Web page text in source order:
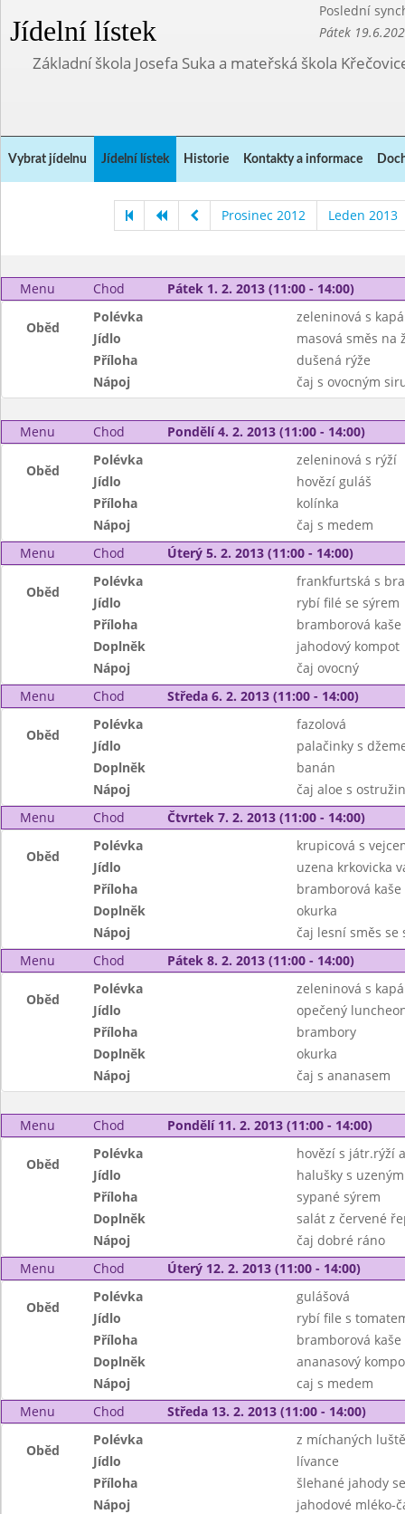
Jídelní lístek
Poslední
Pátek
Základní škola Josefa Suka a mateřská škola
Vybrat jídelnu Jídelní lístek Historie Kontakty a informace
Prosinec 2012 Leden 2013
Menu Chod Pátek 1. 2. 2013 (11:00 - 14:00)
Oběd
Polévka
zeleninová s
Jídlo
masová směs na
Příloha
dušená rýže
Nápoj
čaj s ovocným
Menu Chod Pondělí 4. 2. 2013 (11:00 - 14:00)
Oběd
Polévka
zeleninová s rýží
Jídlo
hovězí guláš
Příloha
kolínka
Nápoj
čaj s medem
Menu
Chod Úterý 5. 2. 2013 (11:00 - 14:00)
Oběd
Polévka
frankfurtská s
Jídlo
rybí filé se sýrem
Příloha
bramborová kaše
Doplněk
jahodový kompot
Nápoj
čaj ovocný
Menu
Chod Středa 6. 2. 2013 (11:00 - 14:00)
Oběd
Polévka
fazolová
Jídlo
palačinky s
Doplněk
banán
Nápoj
čaj aloe s
Menu
Chod Čtvrtek 7. 2. 2013 (11:00 - 14:00)
Oběd
Polévka
krupicová s
Jídlo
uzena krkovicka
Příloha
bramborová kaše
Doplněk
okurka
Nápoj
čaj lesní směs se
Menu
Chod Pátek 8. 2. 2013 (11:00 - 14:00)
Oběd
Polévka
zeleninová s
Jídlo
opečený
Příloha
brambory
Doplněk
okurka
Nápoj
čaj s ananasem
Menu Chod Pondělí 11. 2. 2013 (11:00 - 14:00)
Oběd
Polévka
hovězí s játr.rýží
Jídlo
halušky s
Příloha
sypané sýrem
Doplněk
salát z červené
Nápoj
čaj dobré ráno
Menu
Chod Úterý 12. 2. 2013 (11:00 - 14:00)
Oběd
Polévka
gulášová
Jídlo
rybí file s
Příloha
bramborová kaše
Doplněk
ananasový
Nápoj
caj s medem
Menu
Chod Středa 13. 2. 2013 (11:00 - 14:00)
Oběd
Polévka
z míchaných
Jídlo
lívance
Příloha
šlehané jahody
Nápoj
jahodové mléko-